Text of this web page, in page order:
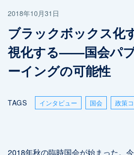
2018年10月31日
ブラックボックス化
視化する——国会パ
ーイングの可能性
TAGS インタビュー 国会 政策
2018年秋の臨時国会が始まった。